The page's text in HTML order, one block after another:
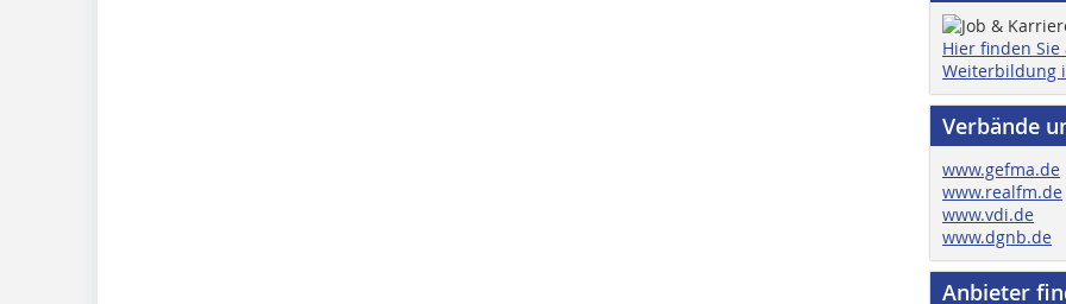
Hier finden
Weiterbildung
Verbände
www.gefma.de
www.realfm.de
www.vdi.de
www.dgnb.de
Anbieter